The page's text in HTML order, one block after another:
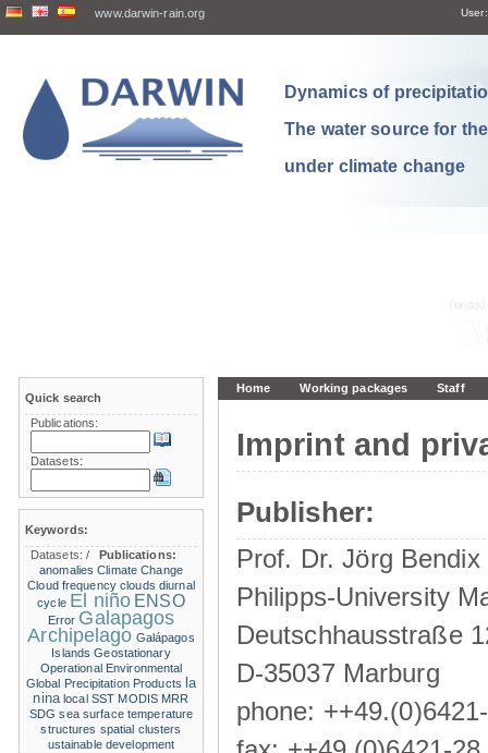
www.darwin-rain.org User:
Dynamics of
The water source for
under climate change
Home Working packages Staff
Imprint and
Publisher:
Prof. Dr. Jörg Bendix
Philipps-University
Deutschhausstraße
D-35037 Marburg
phone:
Quick search
Publications:
Datasets:
Keywords:
Datasets:/
Publications:
anomalies Climate Change
Cloud frequency clouds diurnal
cycle El niño ENSO
Error Galapagos
Archipelago Galápagos
Islands Geostationary
Operational Environmental
Global Precipitation Products la
nina local SST MODIS MRR
SDG sea surface temperature
structures spatial clusters
ustainable development